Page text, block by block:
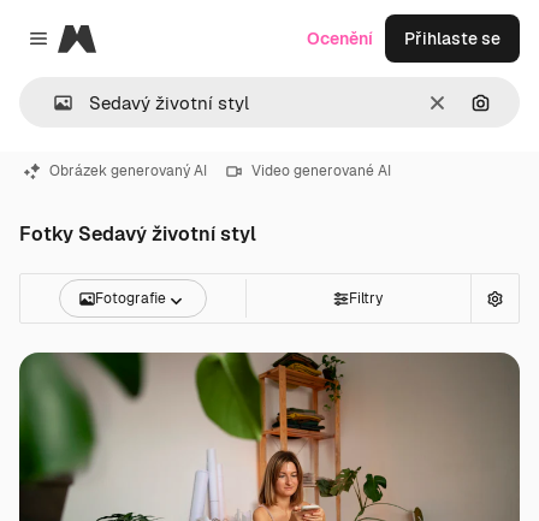
Close menu
Magnific
ZrušitHledat
Ocenění Přihlaste se
Obrázek generovaný AI Video generované AI
Fotky Sedavý životní styl
Fotografie Filtry